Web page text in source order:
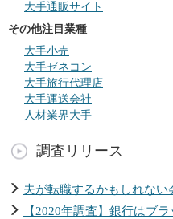
大手通販サイト
その他注目業種
大手小売
大手ゼネコン
大手旅行代理店
大手運送会社
人材業界大手
調査リリース
夫が転職するかもしれない
【2020年調査】銀行はブ